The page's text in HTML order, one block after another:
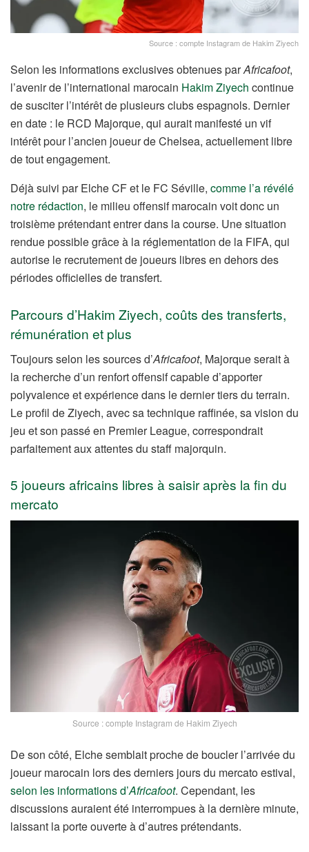
Source : compte Instagram de Hakim Ziyech
Selon les informations exclusives obtenues parAfricafoot,
l’avenir de l’international marocain Hakim Ziyech continue
de susciter l’intérêt de plusieurs clubs espagnols. Dernier
en date : le RCD Majorque, qui aurait manifesté un vif
intérêt pour l’ancien joueur de Chelsea, actuellement libre
de tout engagement.
Déjà suivi par Elche CF et le FC Séville, comme l’a révélé
notre rédaction, le milieu offensif marocain voit donc un
troisième prétendant entrer dans la course. Une situation
rendue possible grâce à la réglementation de la FIFA, qui
autorise le recrutement de joueurs libres en dehors des
périodes officielles de transfert.
Parcours d’Hakim Ziyech, coûts des transferts,
rémunération et plus
Toujours selon les sources d’Africafoot, Majorque serait à
la recherche d’un renfort offensif capable d’apporter
polyvalence et expérience dans le dernier tiers du terrain.
Le profil de Ziyech, avec sa technique raffinée, sa vision du
jeu et son passé en Premier League, correspondrait
parfaitement aux attentes du staff majorquin.
5 joueurs africains libres à saisir après la fin du
mercato
Source : compte Instagram de Hakim Ziyech
De son côté, Elche semblait proche de boucler l’arrivée du
joueur marocain lors des derniers jours du mercato estival,
selon les informations d’Africafoot. Cependant, les
discussions auraient été interrompues à la dernière minute,
laissant la porte ouverte à d’autres prétendants.